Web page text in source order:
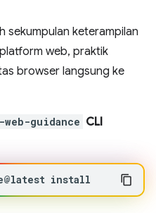
sekumpulan keterampilan
web, praktik
browser langsung ke
web-guidance CLI
install